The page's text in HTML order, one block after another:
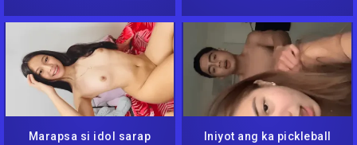
Marapsa si idol sarap
Iniyot ang ka pickleball